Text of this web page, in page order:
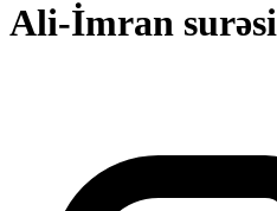
Ali-İmran surəsi